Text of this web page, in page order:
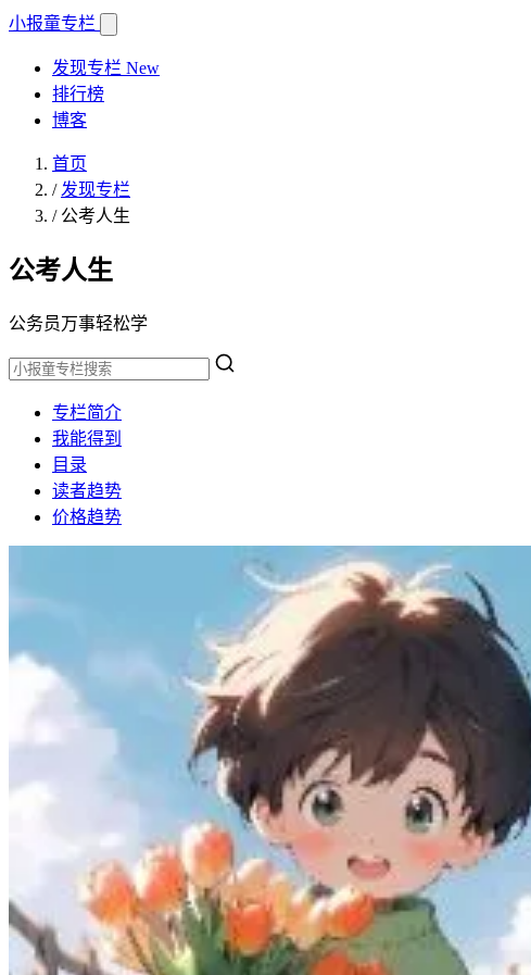
小报童专栏
发现专栏 New
排行榜
博客
首页
/ 发现专栏
/ 公考人生
公考人生
公务员万事轻松学
专栏简介
我能得到
目录
读者趋势
价格趋势